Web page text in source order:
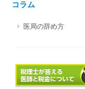
コラム
医局の辞め方